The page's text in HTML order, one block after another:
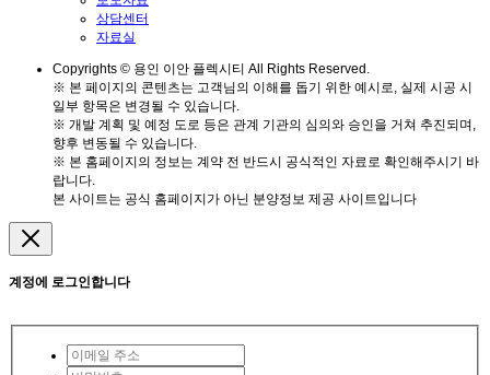
상담센터
자료실
Copyrights © 용인 이안 플렉시티 All Rights Reserved.
※ 본 페이지의 콘텐츠는 고객님의 이해를 돕기 위한 예시로, 실제 시공 시
일부 항목은 변경될 수 있습니다.
※ 개발 계획 및 예정 도로 등은 관계 기관의 심의와 승인을 거쳐 추진되며,
향후 변동될 수 있습니다.
※ 본 홈페이지의 정보는 계약 전 반드시 공식적인 자료로 확인해주시기 바
랍니다.
본 사이트는 공식 홈페이지가 아닌 분양정보 제공 사이트입니다
계정에 로그인합니다